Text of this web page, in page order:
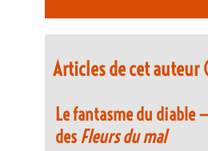
Articles de cet auteur
Le fantasme du diable
desFleurs du mal